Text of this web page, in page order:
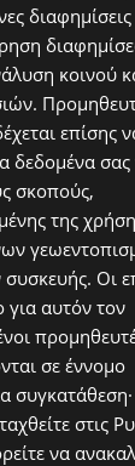
–
– δρόμος
–
–
Χωριού
διαφημίσεις
κοινού
επίσης
δεδομένα σας
σκοπούς,
της
Οι
για αυτόν τον
σε έννομο
συγκατάθεση·
στις
να